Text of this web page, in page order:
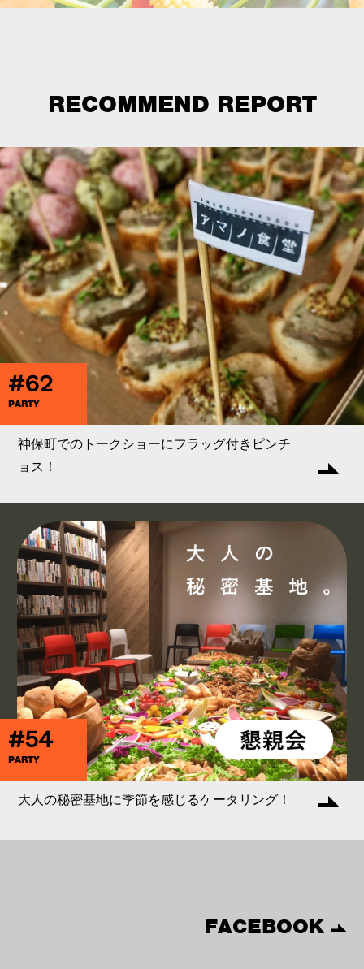
RECOMMEND REPORT
#62
PARTY
神保町でのトークショーにフラッグ付きピンチ
ョス！
#54
PARTY
大人の秘密基地に季節を感じるケータリング！
FACEBOOK